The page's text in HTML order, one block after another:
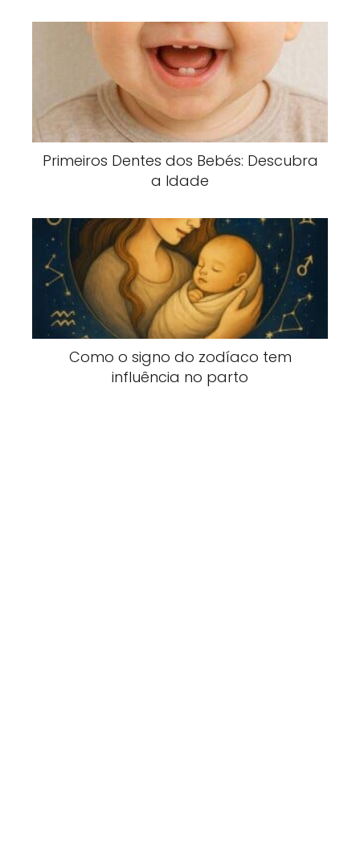
Primeiros Dentes dos Bebés: Descubra
a Idade
Como o signo do zodíaco tem
influência no parto